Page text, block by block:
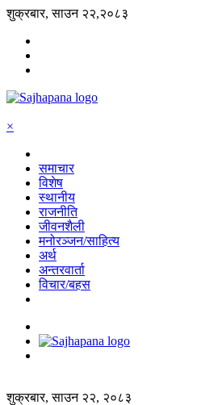
शुक्रबार, साउन २२,२०८३
×
समाचार
विशेष
स्थानीय
राजनीति
जीवनशैली
मनोरञ्जन/साहित्य
अर्थ
अन्तरवार्ता
विचार/बहस
शुक्रबार, साउन २२, २०८३